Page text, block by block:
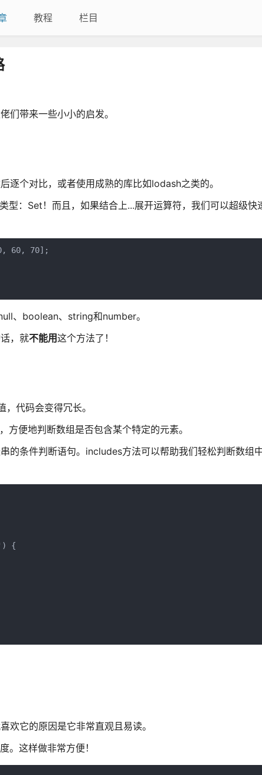
教程 栏目
们带来一些小小的启发。
逐个对比，或者使用成熟的库比如lodash之类的。
型：Set！而且，如果结合上...展开运算符，我们可以超级快
60, 70];
、boolean、string和number。
，就不能用这个方法了！
代码会变得冗长。
便地判断数组是否包含某个特定的元素。
的条件判断语句。includes方法可以帮助我们轻松判断数组
{
欢它的原因是它非常直观且易读。
。这样做非常方便！